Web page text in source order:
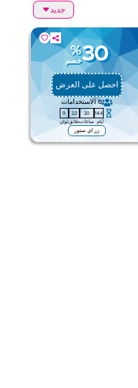
جديد
30
%
خصم
احصل على العرض
8 الاستخدامات
144
أيام
20
ساعات
22
دقائق
9
ثوان
زر اي ستور
على ماري فريش كوسميتكس. وفر على